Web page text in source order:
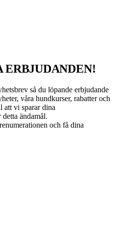
ERBJUDANDEN!
så du löpande erbjudande
våra hundkurser, rabatter och
att vi sparar dina
ändamål.
och få dina